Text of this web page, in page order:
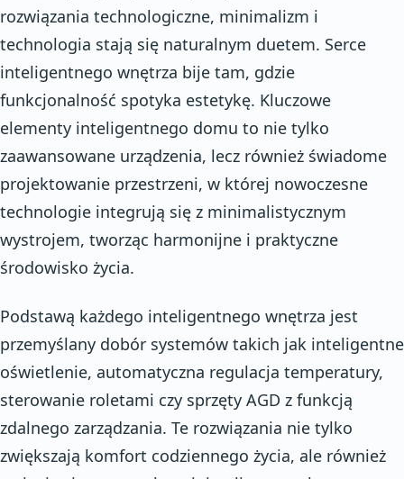
rozwiązania technologiczne, minimalizm i
technologia stają się naturalnym duetem. Serce
inteligentnego wnętrza bije tam, gdzie
funkcjonalność spotyka estetykę. Kluczowe
elementy inteligentnego domu to nie tylko
zaawansowane urządzenia, lecz również świadome
projektowanie przestrzeni, w której nowoczesne
technologie integrują się z minimalistycznym
wystrojem, tworząc harmonijne i praktyczne
środowisko życia.
Podstawą każdego inteligentnego wnętrza jest
przemyślany dobór systemów takich jak inteligentne
oświetlenie, automatyczna regulacja temperatury,
sterowanie roletami czy sprzęty AGD z funkcją
zdalnego zarządzania. Te rozwiązania nie tylko
zwiększają komfort codziennego życia, ale również